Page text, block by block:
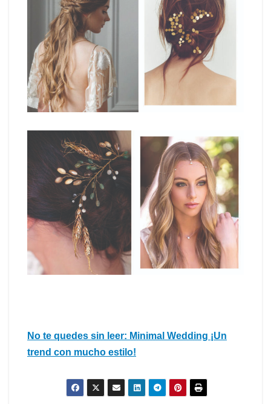
No te quedes sin leer: Minimal Wedding ¡Un
trend con mucho estilo!